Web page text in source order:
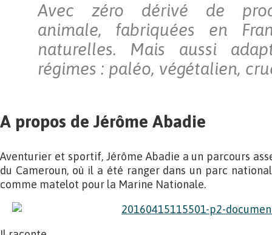
Avec zéro dérivé de
animale, fabriquées en
naturelles. Mais aussi
régimes : paléo, végétalien,
A propos de Jérôme Abadie
Aventurier et sportif, Jérôme Abadie a un parcours
du Cameroun, où il a été ranger dans un parc
comme matelot pour la Marine Nationale.